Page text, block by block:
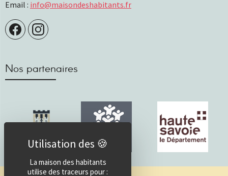
Email : info@maisondeshabitants.fr
Nos partenaires
La maison des habitants
utilise des traceurs pour :